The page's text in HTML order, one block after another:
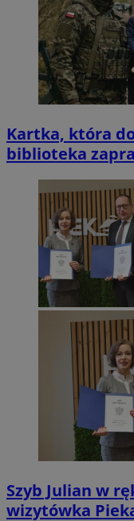
Kartka, która
biblioteka
Szyb Julian w
wizytówka